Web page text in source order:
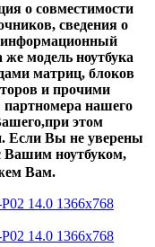
о совместимости
сведения о
информационный
же модель ноутбука
матриц, блоков
и прочими
нашего
этом
Если Вы не уверены
Вашим ноутбуком,
Вам.